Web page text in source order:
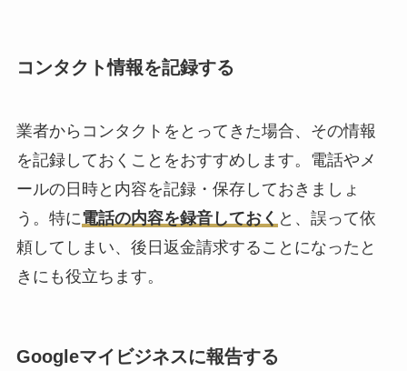
コンタクト情報を記録する
業者からコンタクトをとってきた場合、その情報
を記録しておくことをおすすめします。電話やメ
ールの日時と内容を記録・保存しておきましょ
う。特に電話の内容を録音しておく と、誤って依
頼してしまい、後日返金請求することになったと
きにも役立ちます。
Googleマイビジネスに報告する